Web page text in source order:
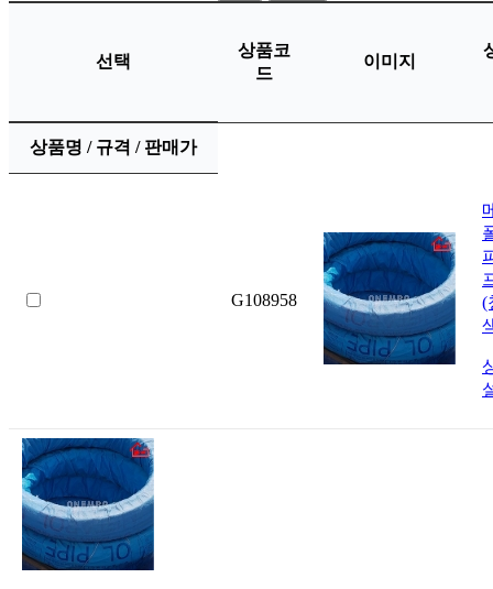
선택
상품코
드
이미지
상품명 / 규격 / 판매가
G108958
(